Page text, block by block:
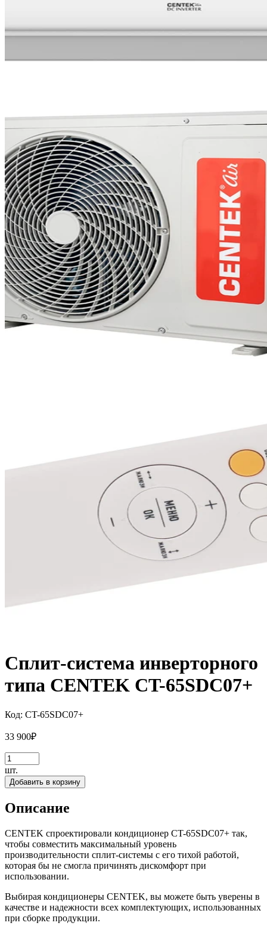
Сплит-система инверторного
типа CENTEK CT-65SDC07+
Код: CT-65SDC07+
33 900₽
шт.
Добавить в корзину
Описание
CENTEK спроектировали кондиционер CT-65SDC07+ так,
чтобы совместить максимальный уровень
производительности сплит-системы с его тихой работой,
которая бы не смогла причинять дискомфорт при
использовании.
Выбирая кондиционеры CENTEK, вы можете быть уверены в
качестве и надежности всех комплектующих, использованных
при сборке продукции.